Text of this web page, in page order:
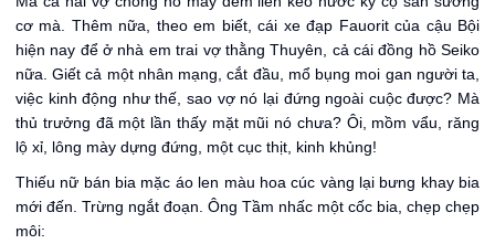
cơ mà. Thêm nữa, theo em biết, cái xe đạp Fauorit của cậu Bội
hiện nay để ở nhà em trai vợ thằng Thuyên, cả cái đồng hồ Seiko
nữa. Giết cả một nhân mạng, cắt đầu, mổ bụng moi gan người ta,
việc kinh động như thế, sao vợ nó lại đứng ngoài cuộc được? Mà
thủ trưởng đã một lần thấy mặt mũi nó chưa? Ôi, mồm vẩu, răng
lộ xỉ, lông mày dựng đứng, một cục thịt, kinh khủng!
Thiếu nữ bán bia mặc áo len màu hoa cúc vàng lại bưng khay bia
mới đến. Trừng ngắt đoạn. Ông Tầm nhấc một cốc bia, chẹp chẹp
môi: